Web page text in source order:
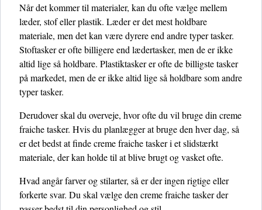
Når det kommer til materialer, kan du ofte vælge mellem
læder, stof eller plastik. Læder er det mest holdbare
materiale, men det kan være dyrere end andre typer tasker.
Stoftasker er ofte billigere end lædertasker, men de er ikke
altid lige så holdbare. Plastiktasker er ofte de billigste tasker
på markedet, men de er ikke altid lige så holdbare som andre
typer tasker.
Derudover skal du overveje, hvor ofte du vil bruge din creme
fraiche tasker. Hvis du planlægger at bruge den hver dag, så
er det bedst at finde creme fraiche tasker i et slidstærkt
materiale, der kan holde til at blive brugt og vasket ofte.
Hvad angår farver og stilarter, så er der ingen rigtige eller
forkerte svar. Du skal vælge den creme fraiche tasker der